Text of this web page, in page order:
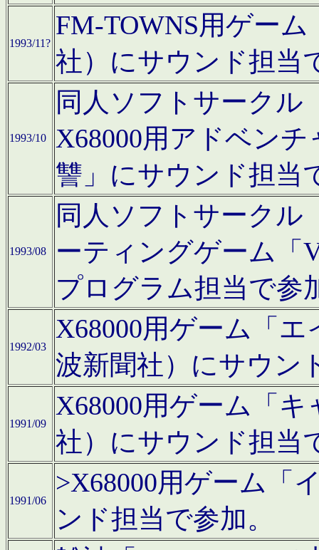
1993/11?
FM-TOWNS用ゲー
社）にサウンド担当
1993/10
同人ソフトサークル
X68000用アドベン
讐」にサウンド担当
1993/08
同人ソフトサークル
ーティングゲーム「
プログラム担当で参
1992/03
X68000用ゲーム「
波新聞社）にサウン
1991/09
X68000用ゲーム「
社）にサウンド担当
1991/06
>X68000用ゲーム「
ンド担当で参加。